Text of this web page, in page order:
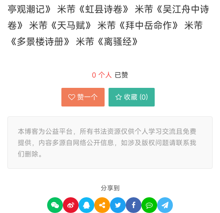
亭观潮记》 米芾《虹县诗卷》 米芾《吴江舟中诗
卷》 米芾《天马赋》 米芾《拜中岳命作》 米芾
《多景楼诗册》 米芾《离骚经》
0 个人 已赞
赞一个 收藏 (0)
本博客为公益平台，所有书法资源仅供个人学习交流且免费
提供，内容多源自网络公开信息，如涉及版权问题请联系我
们删除。
分享到